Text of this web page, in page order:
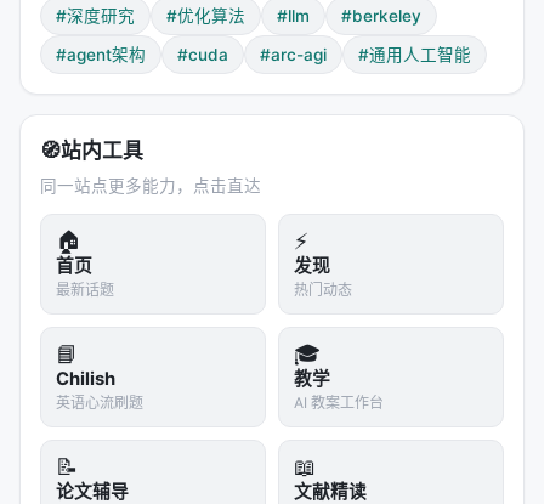
理各种输入形状和数据类型，而 optimize_anything
为特定 workload 生成的内核可以极度特化。但即便
如此，87% 的比例依然惊人。
7.3 超越 AlphaEvolve
AlphaEvolve 是 Google DeepMind 的 LLM 进化系
统，专门用于数学发现。optimize_anything 在圆堆
积问题（n=26）上超越了它的发表结果。
这意味着什么？一个通用 API 在专用数学优化任务
上，打败了一个由顶级数学 AI 团队开发的专用系统。
如果这能复现到更多数学问题上，"领域专用优化器"的
商业逻辑会被严重挑战。
八、限制与边界
这篇论文的 demo 令人印象深刻，但我们需要清醒地
#深度研究 #优化算法 #llm
#berkeley
#agent架构
#cuda #arc-agi #通用人工智能
🧭站内工具
同一站点更多能力，点击直达
🏠
首页
最新话题
⚡
发现
热门动态
📘
Chilish
英语心流刷题
🎓
教学
AI 教案工作台
📝
论文辅导
📖
文献精读